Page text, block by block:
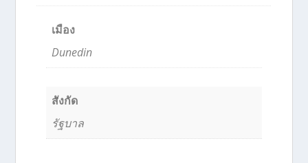
เมือง
Dunedin
สังกัด
รัฐบาล